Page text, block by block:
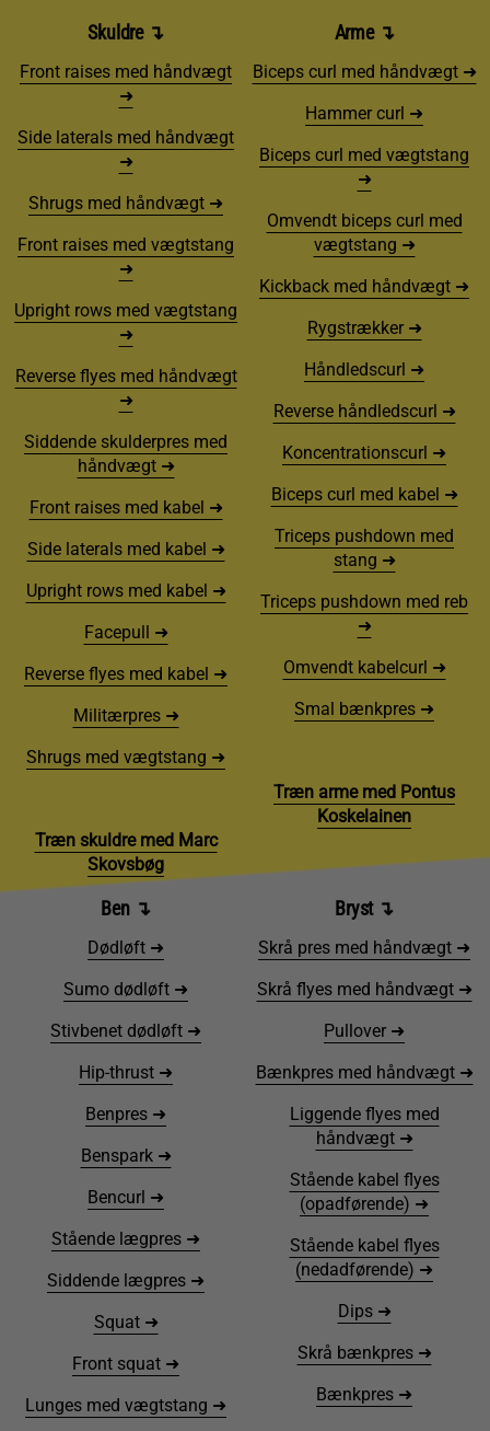
Skuldre ↴
Front raises med håndvægt
➜
Side laterals med håndvægt
➜
Shrugs med håndvægt ➜
Front raises med vægtstang
➜
Upright rows med vægtstang
➜
Reverse flyes med håndvægt
➜
Siddende skulderpres med
håndvægt ➜
Front raises med kabel ➜
Side laterals med kabel ➜
Upright rows med kabel ➜
Facepull ➜
Reverse flyes med kabel ➜
Militærpres ➜
Shrugs med vægtstang ➜
Træn skuldre med Marc
Skovsbøg
Arme ↴
Biceps curl med håndvægt ➜
Hammer curl ➜
Biceps curl med vægtstang
➜
Omvendt biceps curl med
vægtstang ➜
Kickback med håndvægt ➜
Rygstrækker ➜
Håndledscurl ➜
Reverse håndledscurl ➜
Koncentrationscurl ➜
Biceps curl med kabel ➜
Triceps pushdown med
stang ➜
Triceps pushdown med reb
➜
Omvendt kabelcurl ➜
Smal bænkpres ➜
Træn arme med Pontus
Koskelainen
Ben↴
Dødløft ➜
Sumo dødløft ➜
Stivbenet dødløft ➜
Hip-thrust ➜
Benpres ➜
Benspark ➜
Bencurl ➜
Stående lægpres ➜
Siddende lægpres ➜
Squat ➜
Front squat ➜
Lunges med vægtstang ➜
Bryst ↴
Skrå pres med håndvægt ➜
Skrå flyes med håndvægt ➜
Pullover ➜
Bænkpres med håndvægt ➜
Liggende flyes med
håndvægt ➜
Stående kabel flyes
(opadførende) ➜
Stående kabel flyes
(nedadførende) ➜
Dips ➜
Skrå bænkpres ➜
Bænkpres ➜